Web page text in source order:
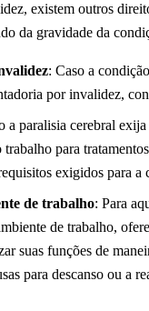
existem outros
da gravidade da
: Caso a
por invalidez,
a paralisia cerebral
trabalho para
exigidos para a
de trabalho: Para
de trabalho,
suas funções de
para descanso ou a